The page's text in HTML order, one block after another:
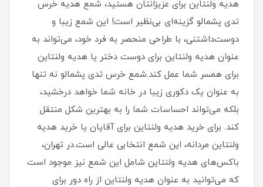
هدیه ولنتاین برای عزیزانتان هستید، شمع هدیه خرس
تدی پشمالو گزینه‌ای بی‌نظیر است! این شمع زیبا و
دوست‌داشتنی، با طراحی منحصر به فرد خود، می‌تواند به
عنوان هدیه ولنتاین برای دوست دختر یا هدیه ولنتاین
برای همسر شما عمل کند.شمع خرس تدی پشمالو نه تنها
به عنوان یک دکوری زیبا در خانه شما خواهد درخشید،
بلکه می‌تواند احساسات شما را به بهترین شکل منتقل
کند. برای خرید هدیه ولنتاین برای آقایان یا خرید هدیه
ولنتاین مردانه، این شمع انتخابی عالی است.در تهران،
باکس‌های هدیه ولنتاین شامل این شمع نیز موجود است
که می‌توانید به عنوان هدیه ولنتاین از راه دور برای